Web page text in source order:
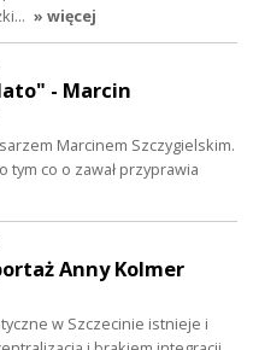
» więcej
- Marcin
Marcinem Szczygielskim.
tym co o zawał przyprawia
Anny Kolmer
w Szczecinie istnieje i